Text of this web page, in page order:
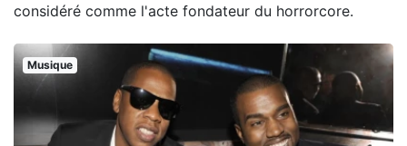
considéré comme l'acte fondateur du horrorcore.
Musique